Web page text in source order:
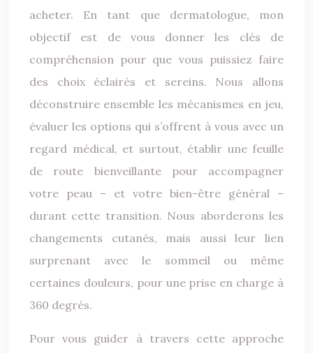
acheter. En tant que dermatologue, mon
objectif est de vous donner les clés de
compréhension pour que vous puissiez faire
des choix éclairés et sereins. Nous allons
déconstruire ensemble les mécanismes en jeu,
évaluer les options qui s’offrent à vous avec un
regard médical, et surtout, établir une feuille
de route bienveillante pour accompagner
votre peau – et votre bien-être général –
durant cette transition. Nous aborderons les
changements cutanés, mais aussi leur lien
surprenant avec le sommeil ou même
certaines douleurs, pour une prise en charge à
360 degrés.
Pour vous guider à travers cette approche